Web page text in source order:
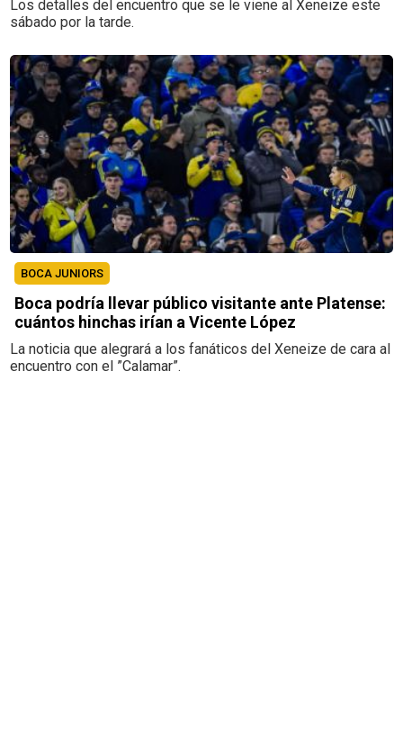
Los detalles del encuentro que se le viene al Xeneize este
sábado por la tarde.
BOCA JUNIORS
Boca podría llevar público visitante ante Platense:
cuántos hinchas irían a Vicente López
La noticia que alegrará a los fanáticos del Xeneize de cara al
encuentro con el ”Calamar”.